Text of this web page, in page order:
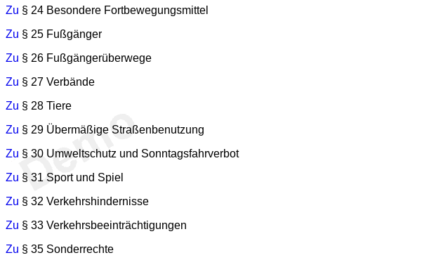
Zu § 24 Besondere Fortbewegungsmittel
Zu § 25 Fußgänger
Zu § 26 Fußgängerüberwege
Zu § 27 Verbände
Zu § 28 Tiere
Zu § 29 Übermäßige Straßenbenutzung
Zu § 30 Umweltschutz und Sonntagsfahrverbot
Zu § 31 Sport und Spiel
Zu § 32 Verkehrshindernisse
Zu § 33 Verkehrsbeeinträchtigungen
Zu § 35 Sonderrechte